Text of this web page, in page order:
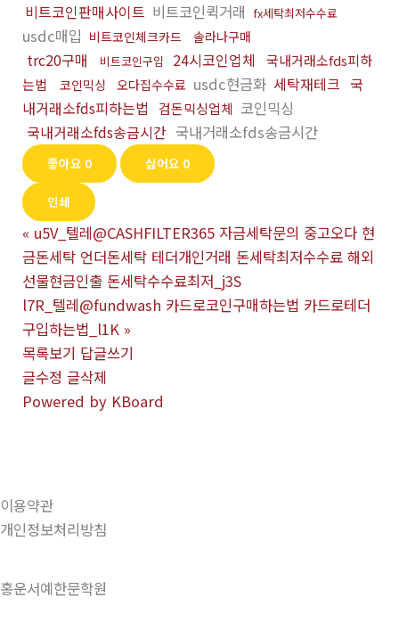
비트코인판매사이트 비트코인퀵거래 fx세탁최저수수료
usdc매입 비트코인체크카드 솔라나구매
trc20구매 비트코인구입 24시코인업체
국내거래소fds피하
는법
코인믹싱 오다집수수료 usdc현금화 세탁재테크 국
내거래소fds피하는법
검돈믹싱업체 코인믹싱
국내거래소fds송금시간 국내거래소fds송금시간
좋아요 0 싫어요 0
인쇄
« u5V_텔레@CASHFILTER365 자금세탁문의 중고오다 현
금돈세탁 언더돈세탁 테더개인거래 돈세탁최저수수료 해외
선물현금인출 돈세탁수수료최저_j3S
l7R_텔레@fundwash 카드로코인구매하는법 카드로테더
구입하는법_l1K »
목록보기 답글쓰기
글수정 글삭제
Powered by KBoard
이용약관
개인정보처리방침
홍운서예한문학원